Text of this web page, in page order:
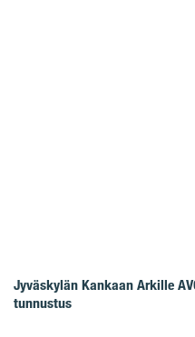
Jyväskylän Kankaan Arkille
tunnustus